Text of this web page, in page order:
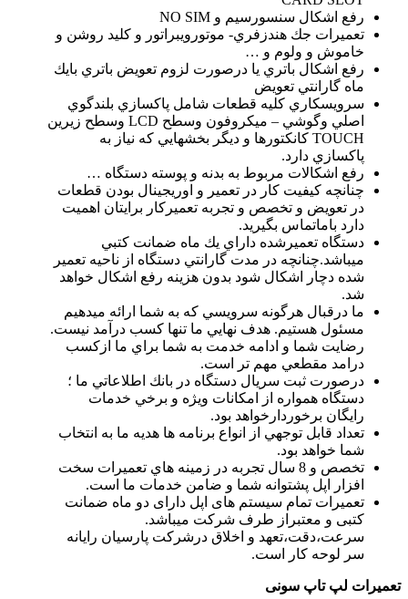
رفع اشكال سنسورسيم و NO SIM
تعمیرات جك هندزفري- موتورويبراتور و كليد روشن و
خاموش و ولوم و …
رفع اشكال باتري يا درصورت لزوم تعويض باتري بايك
ماه گارانتي تعويض
سرويسكاري كليه قطعات شامل پاكسازي بلندگوي
اصلي وگوشي – ميكروفون وسطح LCD وسطح زيرين
TOUCH كانكتورها و ديگر بخشهايي كه نياز به
پاكسازي دارد.
رفع اشكالات مربوط به بدنه و پوسته دستگاه …
چنانچه كيفيت كار در تعمير و اوريجينال بودن قطعات
در تعويض و تخصص و تجربه تعميركار برايتان اهميت
دارد باماتماس بگيريد.
دستگاه تعميرشده داراي يك ماه ضمانت كتبي
ميباشد.چنانچه در مدت گارانتي دستگاه از ناحيه تعمير
شده دچار اشكال شود بدون هزينه رفع اشكال خواهد
شد.
ما درقبال هرگونه سرويسي كه به شما ارائه ميدهيم
مسئول هستيم. هدف نهايي ما تنها كسب درآمد نيست.
رضايت شما و ادامه خدمت به شما براي ما ازكسب
درامد مقطعي مهم تر است.
درصورت ثبت سريال دستگاه در بانك اطلاعاتي ما ؛
دستگاه همواره از امكانات ويژه و برخي خدمات
رايگان برخوردارخواهد بود.
تعداد قابل توجهي از انواع برنامه ها هديه ما به انتخاب
شما خواهد بود.
تخصص و 8 سال تجربه در زمينه هاي تعمیرات سخت
افزار اپل پشتوانه شما و ضامن خدمات ما است.
تعمیرات تمام سیستم های اپل دارای دو ماه ضمانت
کتبی و معتبراز طرف شرکت میباشد.
سرعت،دقت،تعهد و اخلاق درشرکت پارسیان رایانه
سر لوحه کار است.
تعمیرات لپ تاپ سونی